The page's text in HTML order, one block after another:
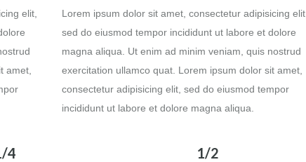
elit,
amet,
Lorem ipsum dolor sit amet, consectetur adipisicing elit,
sed do eiusmod tempor incididunt ut labore et dolore
magna aliqua. Ut enim ad minim veniam, quis nostrud
exercitation ullamco quat. Lorem ipsum dolor sit amet,
consectetur adipisicing elit, sed do eiusmod tempor
incididunt ut labore et dolore magna aliqua.
4 1/2